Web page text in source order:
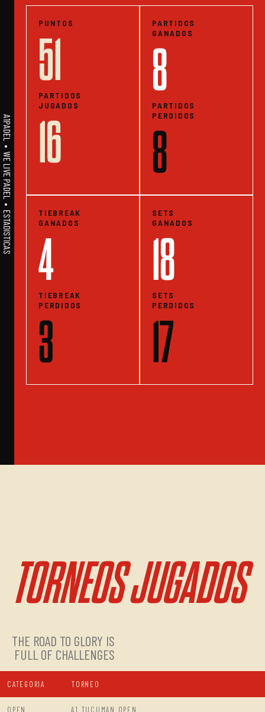
A1PADEL • WE LIVE PADEL • ESTADISTICAS
PUNTOS
51
PARTIDOS
JUGADOS
16
PARTIDOS
GANADOS
8
PARTIDOS
PERDIDOS
8
TIEBREAK
GANADOS
4
TIEBREAK
PERDIDOS
3
SETS
GANADOS
18
SETS
PERDIDOS
17
TORNEOS JUGADOS
THE ROAD TO GLORY IS
FULL OF CHALLENGES
CATEGORIA TORNEO
OPEN A1 TUCUMAN OPEN